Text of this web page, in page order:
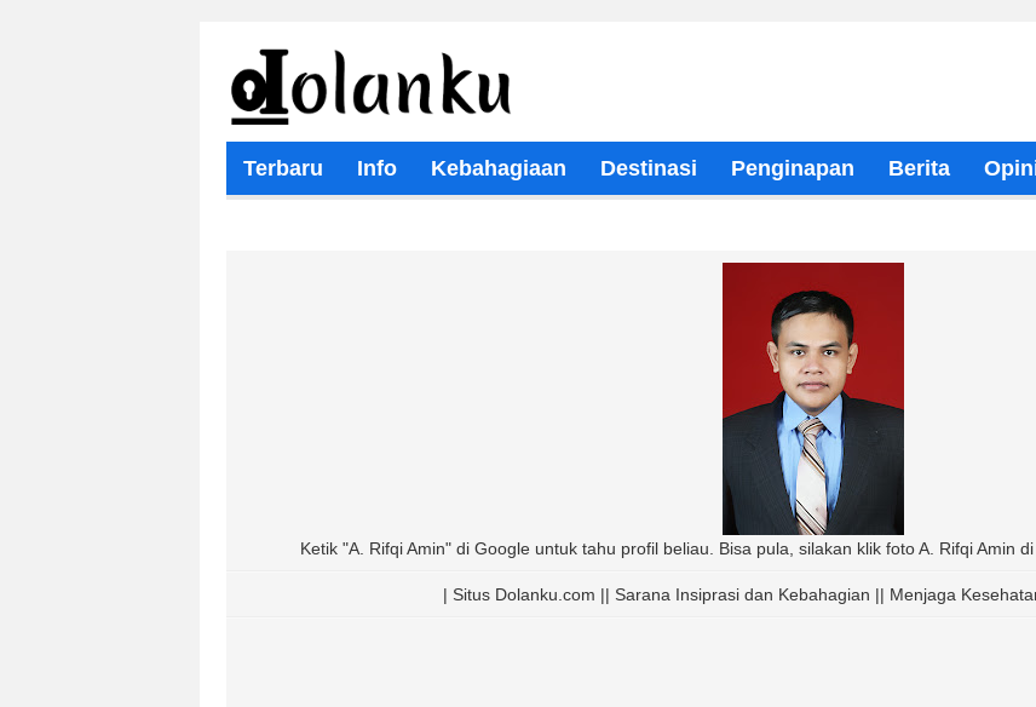
Terbaru Info Kebahagiaan Destinasi Penginapan Berita
Ketik "A. Rifqi Amin" di Google untuk tahu profil beliau. Bisa pula, silakan klik foto A. Rifqi Amin
| Situs Dolanku.com || Sarana Insiprasi dan Kebahagian || Menjaga